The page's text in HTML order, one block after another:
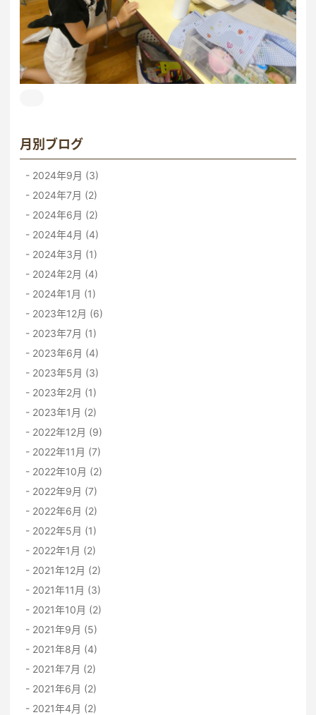
月別ブログ
2024年9月 (3)
2024年7月 (2)
2024年6月 (2)
2024年4月 (4)
2024年3月 (1)
2024年2月 (4)
2024年1月 (1)
2023年12月 (6)
2023年7月 (1)
2023年6月 (4)
2023年5月 (3)
2023年2月 (1)
2023年1月 (2)
2022年12月 (9)
2022年11月 (7)
2022年10月 (2)
2022年9月 (7)
2022年6月 (2)
2022年5月 (1)
2022年1月 (2)
2021年12月 (2)
2021年11月 (3)
2021年10月 (2)
2021年9月 (5)
2021年8月 (4)
2021年7月 (2)
2021年6月 (2)
2021年4月 (2)